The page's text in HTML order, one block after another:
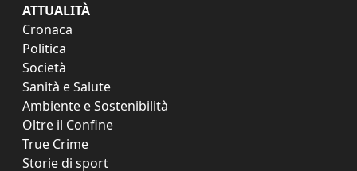
ATTUALITÀ
Cronaca
Politica
Società
Sanità e Salute
Ambiente e Sostenibilità
Oltre il Confine
True Crime
Storie di sport